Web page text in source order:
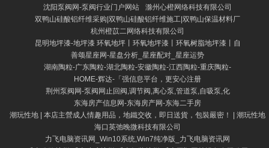
沈阳泵阀网-泵阀行业门户网站
滁州心橙网络科技有限公司
双鸭山硅酸铝纤维采购|双鸭山硅酸铝纤维施工|双鸭山保温材料厂
杭州橙苡二网络科技有限公司
昆明地坪漆-地坪漆 环氧地坪丨环氧地坪漆丨环氧树脂地坪漆丨自
善颂星座网-星盘分析_星座配对_星座运势
湖南陶粒-广东陶粒-湖北陶粒-安徽陶粒-江西陶粒-重庆陶粒-
HOME-辉达-「强信息平台，更安心注册
荆州泵阀网-泵阀网止回阀,调节阀,离心泵,管道泵,自吸泵,化
东海房产信息网-东海房产网-东海二手房
潮玩性地 | 本店主營成人情趣用品，地鐵交收，即日送貨，包裝嚴密！ | 潮玩性地
海口英弛晚微科技有限公司
力飞电脑资讯网_Win10系统,Win7纯净版_力飞电脑资讯网